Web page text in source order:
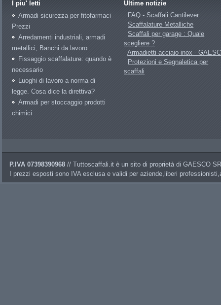
I piu' letti
Armadi sicurezza per fitofarmaci
Prezzi
Arredamenti industriali, armadi
metallici, Banchi da lavoro
Fissaggio scaffalature: quando è
necessario
Luoghi di lavoro a norma di
legge. Cosa dice la direttiva?
Armadi per stoccaggio prodotti
chimici
Ultime notizie
FAQ - Scaffali Cantilever
Scaffalature Metalliche
Scaffali per garage : Quale
scegliere ?
Armadietti acciaio inox -
Protezioni e Segnaletica per
scaffali
P.IVA 07398390968 // Tuttoscaffali.it è un sito di proprietà di GAESCO
I prezzi esposti sono IVA esclusa e validi per aziende,liberi